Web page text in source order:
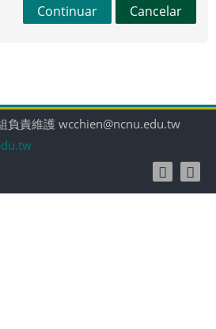
Continuar Cancelar
負責維護 wcchien@ncnu.edu.tw